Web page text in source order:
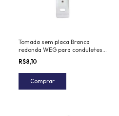
Tomada sem placa Branca
redonda WEG para conduletes
20A
R$8,10
Comprar